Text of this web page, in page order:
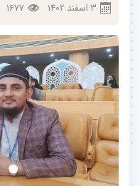
3اسفند 1402
1677